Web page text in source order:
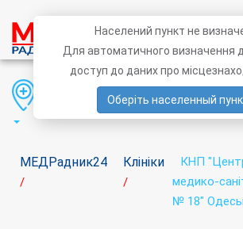
МЕДРадник24
/
Клініки
/
КНП
медико-
№ 18"
Область Район
Населений пункт не
Для автоматичного визначення
доступ до даних про
Оберіть населенный